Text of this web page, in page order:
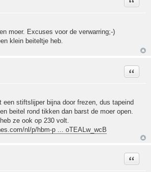
moer. Excuses voor de verwarring;-)
klein beiteltje heb.
Citeer
een stiftslijper bijna door frezen, dus tapeind
beitel rond tikken dan barst de moer open.
ze ook op 230 volt.
nl/p/hbm-p ... oTEALw_wcB
Citeer